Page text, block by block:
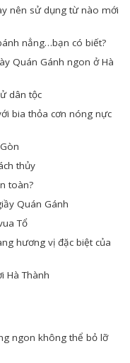
nên sử dụng từ nào mới
nẳng…bạn có biết?
Quán Gánh ngon ở Hà
dân tộc
bia thỏa cơn nóng nực
thủy
toàn?
Quán Gánh
Tổ
hương vị đặc biệt của
Hà Thành
ngon không thể bỏ lỡ